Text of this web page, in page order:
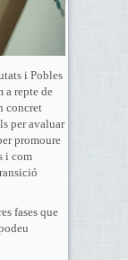
i Pobles
a repte de
concret
per avaluar
promoure
i com
fases que